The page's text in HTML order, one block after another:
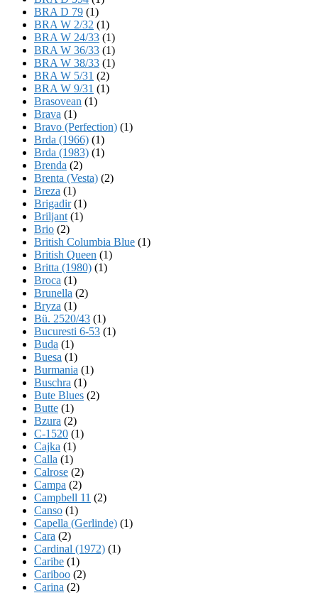
BRA D 79 (1)
BRA W 2/32 (1)
BRA W 24/33 (1)
BRA W 36/33 (1)
BRA W 38/33 (1)
BRA W 5/31 (2)
BRA W 9/31 (1)
Brasovean (1)
Brava (1)
Bravo (Perfection) (1)
Brda (1966) (1)
Brda (1983) (1)
Brenda (2)
Brenta (Vesta) (2)
Breza (1)
Brigadir(1)
Briljant (1)
Brio (2)
British Columbia Blue (1)
British Queen (1)
Britta (1980) (1)
Broca (1)
Brunella (2)
Bryza (1)
Bü. 2520/43 (1)
Bucuresti 6-53 (1)
Buda (1)
Buesa (1)
Burmania (1)
Buschra (1)
Bute Blues (2)
Butte (1)
Bzura (2)
C-1520 (1)
Cajka (1)
Calla (1)
Calrose (2)
Campa (2)
Campbell 11 (2)
Canso (1)
Capella (Gerlinde) (1)
Cara (2)
Cardinal (1972) (1)
Caribe (1)
Cariboo (2)
Carina (2)